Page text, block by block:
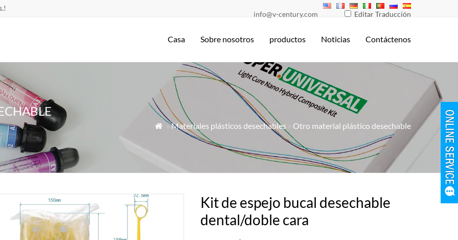
info@v-century.com Editar Traducción
Casa Sobre nosotros productos Noticias Contáctenos
 »Materiales plásticos desechables Otro material plástico desechable
Kit de espejo bucal desechable
dental/doble cara